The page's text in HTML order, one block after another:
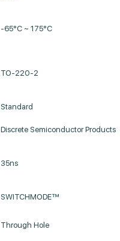
-65°C ~ 175°C
TO-220-2
Standard
Discrete Semiconductor Products
35ns
SWITCHMODE™
Through Hole